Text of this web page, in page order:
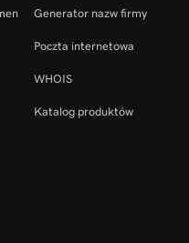
Generator nazw firmy
Poczta internetowa
WHOIS
Katalog produktów